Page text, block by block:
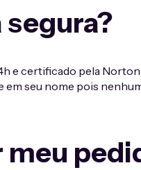
e certificado pela
seu nome pois